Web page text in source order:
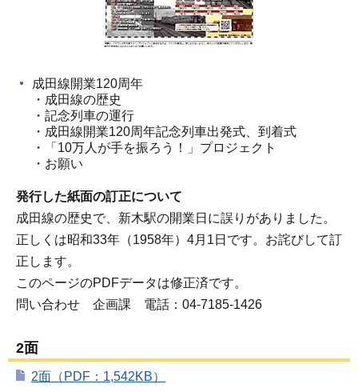
成田線開業120周年
・成田線の歴史
・記念列車の運行
・成田線開業120周年記念列車出発式、到着式
・「10万人が手を振ろう！」プロジェクト
・お願い
発行した紙面の訂正について
成田線の歴史で、新木駅の開業日に誤りがありました。
正しくは昭和33年（1958年）4月1日です。お詫びして訂
正します。
このページのPDFデータは修正済です。
問い合わせ 企画課 電話：04-7185-1426
2面
2面（PDF：1,542KB）